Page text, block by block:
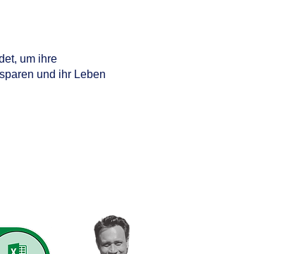
um ihre
und ihr Leben